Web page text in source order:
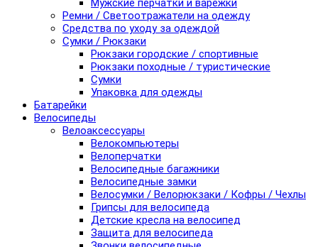
Мужские перчатки и варежки
Ремни / Светоотражатели на одежду
Средства по уходу за одеждой
Сумки / Рюкзаки
Рюкзаки городские / спортивные
Рюкзаки походные / туристические
Сумки
Упаковка для одежды
Батарейки
Велосипеды
Велоаксессуары
Велокомпьютеры
Велоперчатки
Велосипедные багажники
Велосипедные замки
Велосумки / Велорюкзаки / Кофры / Чехлы
Грипсы для велосипеда
Детские кресла на велосипед
Защита для велосипеда